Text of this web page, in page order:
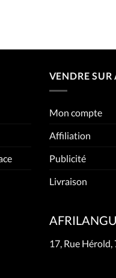
VENDRE SUR
Mon compte
Affiliation
Publicité
Livraison
17, Rue Hérold,